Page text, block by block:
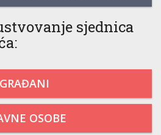
sjednica
GRAĐANI
OSOBE